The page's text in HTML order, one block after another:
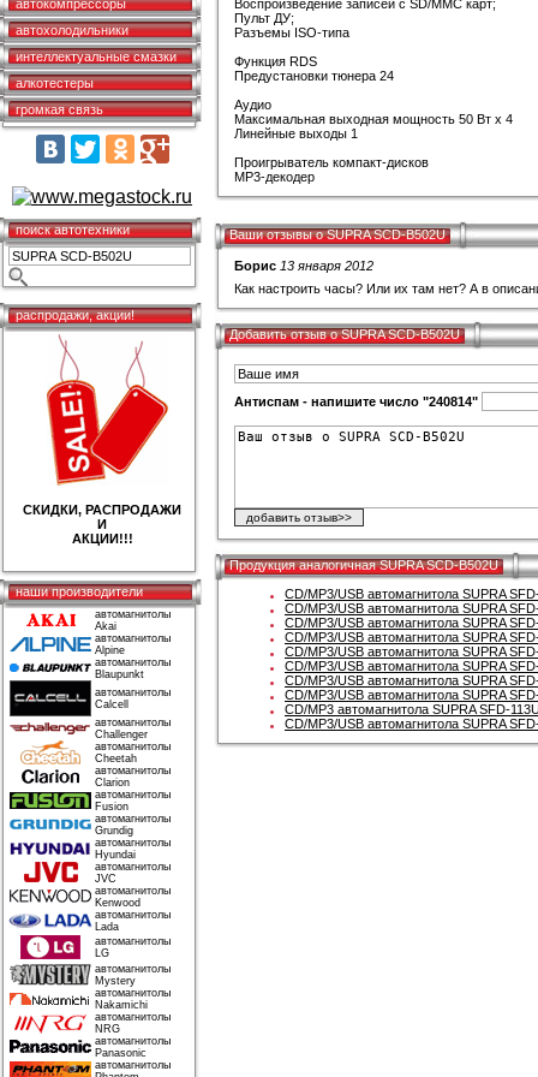
автокомпрессоры
автохолодильники
интеллектуальные смазки
алкотестеры
громкая связь
поиск автотехники
распродажи, акции!
СКИДКИ, РАСПРОДАЖИ
И
АКЦИИ!!!
наши производители
автомагнитолы
Akai
автомагнитолы
Alpine
автомагнитолы
Blaupunkt
автомагнитолы
Calcell
автомагнитолы
Challenger
автомагнитолы
Cheetah
автомагнитолы
Clarion
автомагнитолы
Fusion
автомагнитолы
Grundig
автомагнитолы
Hyundai
автомагнитолы
JVC
автомагнитолы
Kenwood
автомагнитолы
Lada
автомагнитолы
LG
автомагнитолы
Mystery
автомагнитолы
Nakamichi
автомагнитолы
NRG
автомагнитолы
Panasonic
автомагнитолы
Воспроизведение записей с SD/MMC карт;
Пульт ДУ;
Разъемы ISO-типа
Функция RDS
Предустановки тюнера 24
Аудио
Максимальная выходная мощность 50 Вт х 4
Линейные выходы 1
Проигрыватель компакт-дисков
MP3-декодер
Ваши отзывы о SUPRA SCD-B502U
Борис 13 января 2012
Как настроить часы? Или их там нет? А в
Добавить отзыв о SUPRA SCD-B502U
Антиспам - напишите число "240814"
Продукция аналогичная SUPRA SCD-B502U
CD/MP3/USB автомагнитола SUPRA
CD/MP3/USB автомагнитола SUPRA
CD/MP3/USB автомагнитола SUPRA
CD/MP3/USB автомагнитола SUPRA
CD/MP3/USB автомагнитола SUPRA
CD/MP3/USB автомагнитола SUPRA
CD/MP3/USB автомагнитола SUPRA
CD/MP3/USB автомагнитола SUPRA
CD/MP3 автомагнитола SUPRA SFD-
CD/MP3/USB автомагнитола SUPRA